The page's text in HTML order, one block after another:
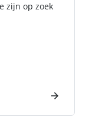
zijn op zoek